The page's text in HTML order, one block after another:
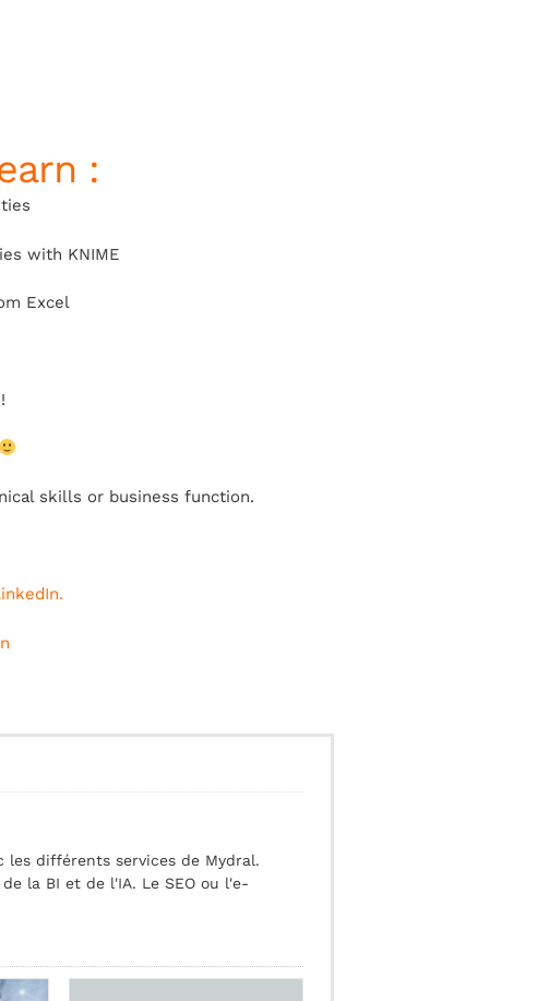
:
with KNIME
Excel
skills or business function.
.
les différents services de Mydral.
la BI et de l'IA. Le SEO ou l'e-